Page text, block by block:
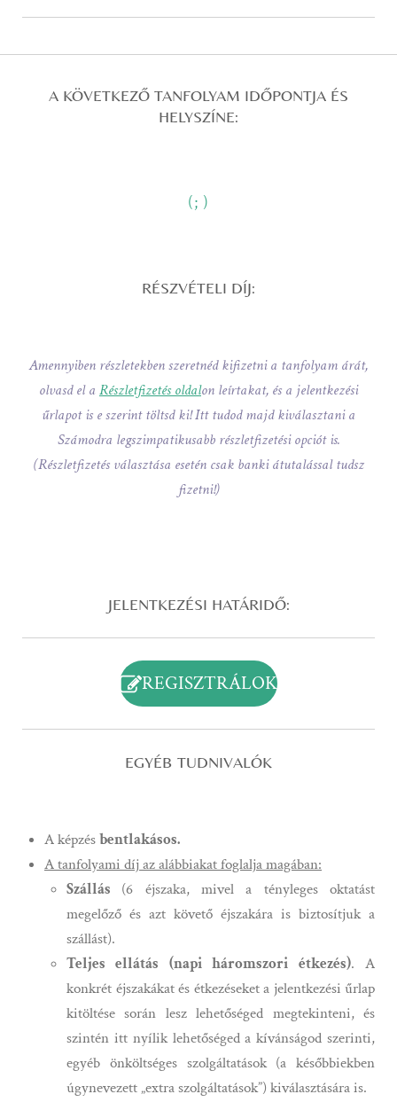
A KÖVETKEZŐ TANFOLYAM IDŐPONTJA ÉS
HELYSZÍNE:
(; )
RÉSZVÉTELI DÍJ:
Amennyiben részletekben szeretnéd kifizetni a tanfolyam árát,
olvasd el a Részletfizetés oldalon leírtakat, és a jelentkezési
űrlapot is e szerint töltsd ki! Itt tudod majd kiválasztani a
Számodra legszimpatikusabb részletfizetési opciót is.
(Részletfizetés választása esetén csak banki átutalással tudsz
fizetni!)
JELENTKEZÉSI HATÁRIDŐ:
REGISZTRÁLOK
EGYÉB TUDNIVALÓK
A képzésbentlakásos.
A tanfolyami díj az alábbiakat foglalja magában:
Szállás (6 éjszaka, mivel a tényleges oktatást
megelőző és azt követő éjszakára is biztosítjuk a
szállást).
Teljes ellátás (napi háromszori étkezés). A
konkrét éjszakákat és étkezéseket a jelentkezési űrlap
kitöltése során lesz lehetőséged megtekinteni, és
szintén itt nyílik lehetőséged a kívánságod szerinti,
egyéb önköltséges szolgáltatások (a későbbiekben
úgynevezett „extra szolgáltatások”) kiválasztására is.